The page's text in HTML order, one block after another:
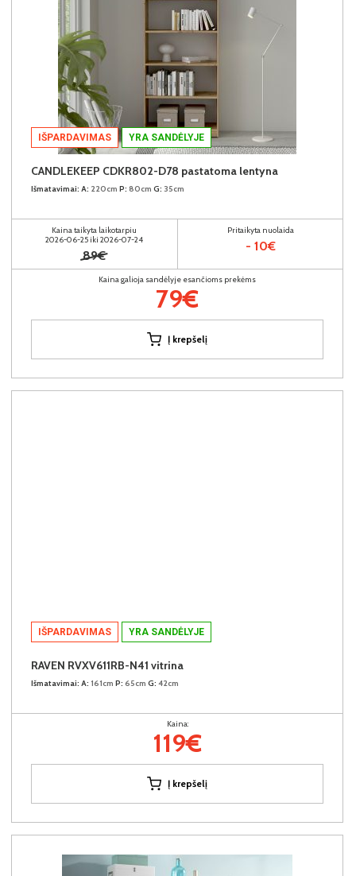
IŠPARDAVIMAS YRA SANDĖLYJE
CANDLEKEEP CDKR802-D78 pastatoma lentyna
Išmatavimai: A: 220cm P: 80cm G: 35cm
Kaina taikyta laikotarpiu
2026-06-25 iki 2026-07-24
89€
Pritaikyta nuolaida
- 10€
Kaina galioja sandėlyje esančioms prekėms
79€
Į krepšelį
IŠPARDAVIMAS YRA SANDĖLYJE
RAVEN RVXV611RB-N41 vitrina
Išmatavimai: A: 161cm P: 65cm G: 42cm
Kaina:
119€
Į krepšelį